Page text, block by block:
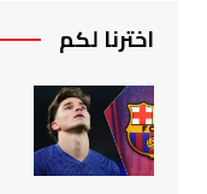
اخترنا لكم